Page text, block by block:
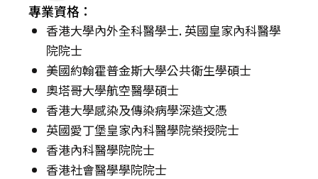
專業資格：
香港大學內外全科醫學士. 英國皇家內科醫學
院院士
美國約翰霍普金斯大學公共衛生學碩士
奧塔哥大學航空醫學碩士
香港大學感染及傳染病學深造文憑
英國愛丁堡皇家內科醫學院榮授院士
香港內科醫學院院士
香港社會醫學學院院士